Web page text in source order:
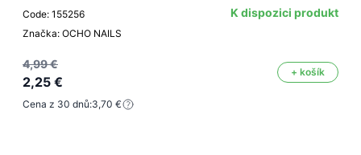
Code: 155256
Značka: OCHO NAILS
K dispozici produkt
4,99 €
2,25 €
+ košík
Cena z 30 dnů:3,70 €